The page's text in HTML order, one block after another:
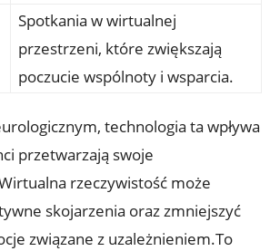
Spotkania w wirtualnej
przestrzeni, ⁣które zwiększają
poczucie wspólnoty​ i wsparcia.
technologia ta wpływa
​przetwarzają swoje
rzeczywistość może⁤
skojarzenia⁢ oraz zmniejszyć
związane ⁢z ‌uzależnieniem.To​